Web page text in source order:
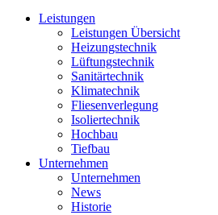
Leistungen
Leistungen Übersicht
Heizungstechnik
Lüftungstechnik
Sanitärtechnik
Klimatechnik
Fliesenverlegung
Isoliertechnik
Hochbau
Tiefbau
Unternehmen
Unternehmen
News
Historie